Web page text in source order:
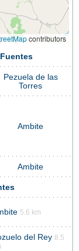
contributors
Pezuela de las
Torres
Ambite
Ambite
5.6 km
del Rey 8.5